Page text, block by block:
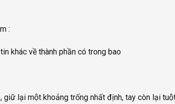
:
khác về thành phần có trong bao
lại một khoảng trống nhất định, tay còn lại